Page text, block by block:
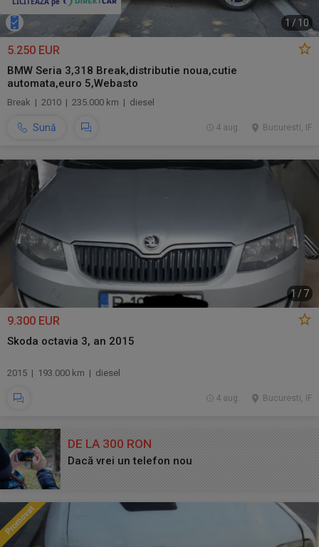
1 / 10
5.250 EUR
BMW Seria 3,318 Break,distributie noua,cutie
automata,euro 5,Webasto
Break | 2010 | 235.000 km | diesel
Sună Bucuresti, IF
4 aug.
1 / 7
9.300 EUR
Skoda octavia 3, an 2015
2015 | 193.000 km | diesel
Bucuresti, IF
4 aug.
DE LA 300 RON
Dacă vrei un telefon nou